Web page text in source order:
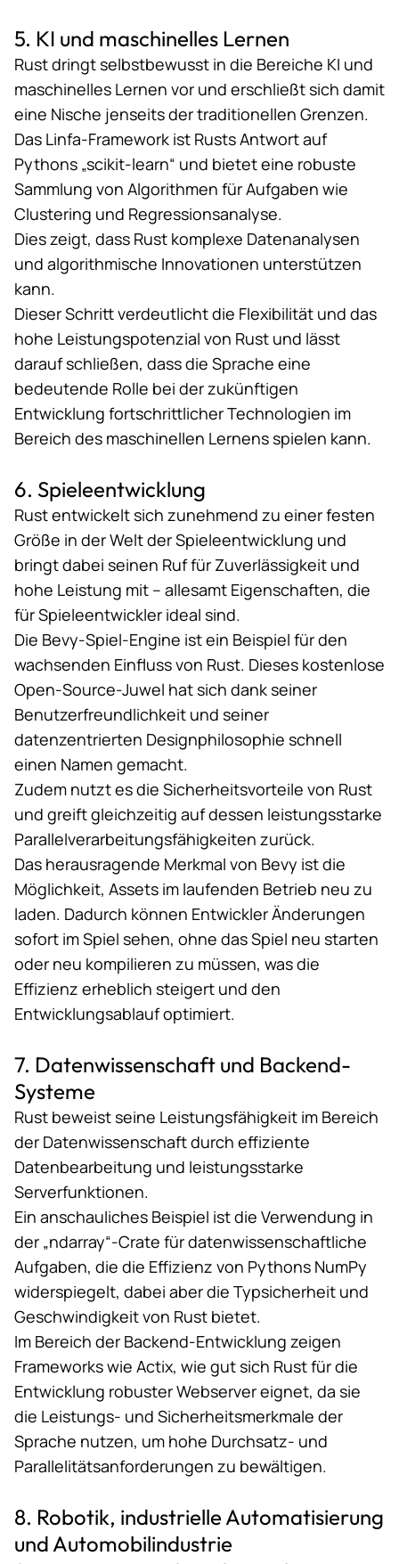
5. KI und maschinelles Lernen
Rust dringt selbstbewusst in die Bereiche KI und
maschinelles Lernen vor und erschließt sich damit
eine Nische jenseits der traditionellen Grenzen.
Das Linfa-Framework ist Rusts Antwort auf
Pythons „scikit-learn“ und bietet eine robuste
Sammlung von Algorithmen für Aufgaben wie
Clustering und Regressionsanalyse.
Dies zeigt, dass Rust komplexe Datenanalysen
und algorithmische Innovationen unterstützen
kann.
Dieser Schritt verdeutlicht die Flexibilität und das
hohe Leistungspotenzial von Rust und lässt
darauf schließen, dass die Sprache eine
bedeutende Rolle bei der zukünftigen
Entwicklung fortschrittlicher Technologien im
Bereich des maschinellen Lernens spielen kann.
6. Spieleentwicklung
Rust entwickelt sich zunehmend zu einer festen
Größe in derWelt der Spieleentwicklung und
bringt dabei seinen Ruf für Zuverlässigkeit und
hohe Leistung mit – allesamt Eigenschaften, die
für Spieleentwickler ideal sind.
Die Bevy-Spiel-Engine ist ein Beispiel für den
wachsenden Einfluss von Rust. Dieses kostenlose
Open-Source-Juwel hat sich dank seiner
Benutzerfreundlichkeit und seiner
datenzentrierten Designphilosophie schnell
einen Namen gemacht.
Zudem nutzt es die Sicherheitsvorteile von Rust
und greift gleichzeitig auf dessen leistungsstarke
Parallelverarbeitungsfähigkeiten zurück.
Das herausragende Merkmal von Bevy ist die
Möglichkeit, Assets im laufenden Betrieb neu zu
laden. Dadurch können Entwickler Änderungen
sofort im Spiel sehen, ohne das Spiel neu starten
oder neu kompilieren zu müssen, was die
Effizienz erheblich steigert und den
Entwicklungsablauf optimiert.
7. Datenwissenschaft und Backend-
Systeme
Rust beweist seine Leistungsfähigkeit im Bereich
der Datenwissenschaft durch effiziente
Datenbearbeitung und leistungsstarke
Serverfunktionen.
Ein anschauliches Beispiel ist die Verwendung in
der „ndarray“-Crate für datenwissenschaftliche
Aufgaben, die die Effizienz von Pythons NumPy
widerspiegelt, dabei aber die Typsicherheit und
Geschwindigkeit von Rust bietet.
Im Bereich der Backend-Entwicklung zeigen
Frameworks wie Actix, wie gut sich Rust für die
Entwicklung robuster Webserver eignet, da sie
die Leistungs- und Sicherheitsmerkmale der
Sprache nutzen, um hohe Durchsatz- und
Parallelitätsanforderungen zu bewältigen​​.
8. Robotik, industrielle Automatisierung
und Automobilindustrie